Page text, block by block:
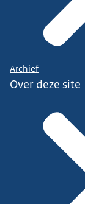
Archief
Over deze site